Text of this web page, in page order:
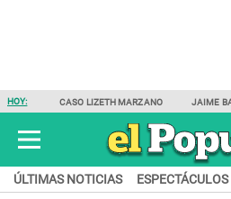
HOY: CASO LIZETH MARZANO JAIME
ÚLTIMAS NOTICIAS ESPECTÁCULOS